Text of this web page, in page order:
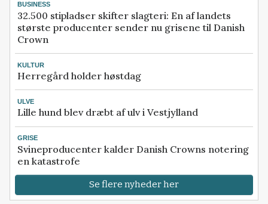
BUSINESS
32.500 stipladser skifter slagteri: En af landets
største producenter sender nu grisene til Danish
Crown
KULTUR
Herregård holder høstdag
ULVE
Lille hund blev dræbt af ulv i Vestjylland
GRISE
Svineproducenter kalder Danish Crowns notering
en katastrofe
Se flere nyheder her